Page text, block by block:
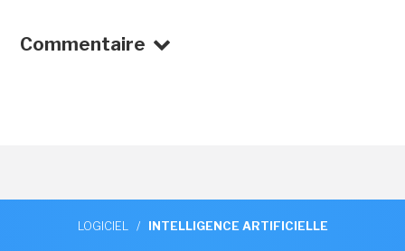
Commentaire
LOGICIEL / INTELLIGENCE ARTIFICIELLE